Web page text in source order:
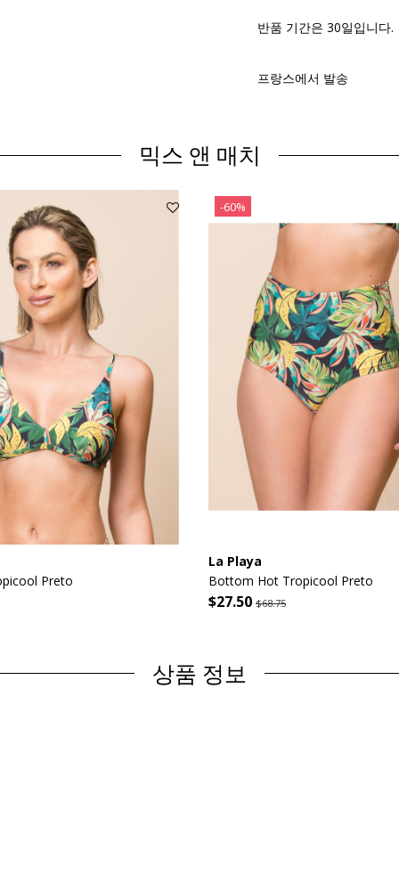
반품 기간은 30일입니다.
프랑스에서 발송
믹스 앤 매치
Preto
-60%
La Playa
Bottom Hot Tropicool Preto
$27.50 $68.75
상품 정보